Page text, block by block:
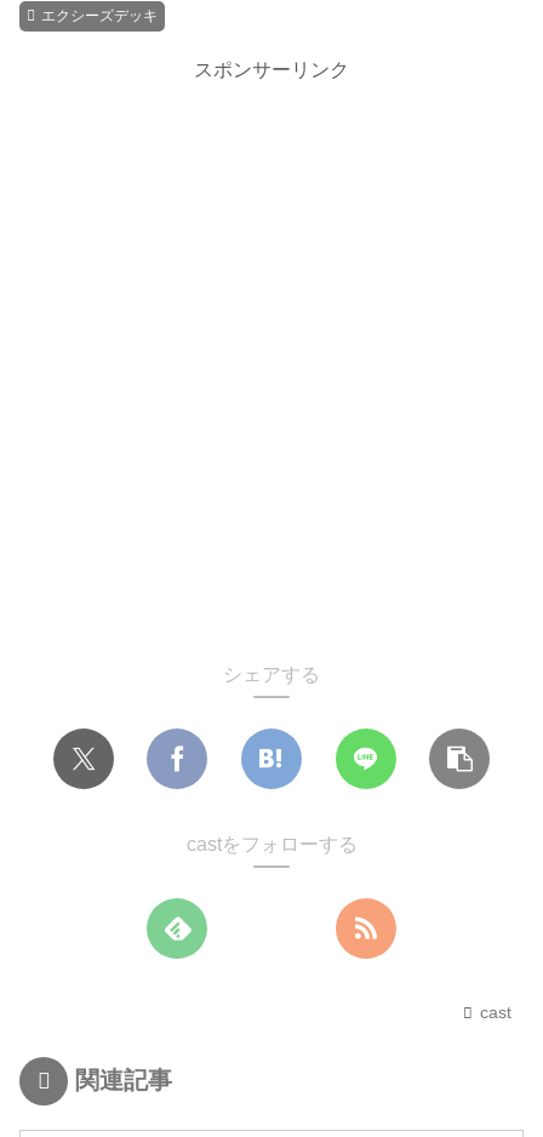
エクシーズデッキ
スポンサーリンク
シェアする
castをフォローする
cast
関連記事